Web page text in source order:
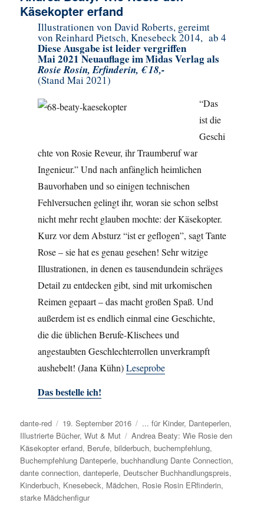
Käsekopter erfand
Illustrationen von David Roberts, gereimt
von Reinhard Pietsch, Knesebeck 2014, ab 4
Diese Ausgabe ist leider vergriffen
Mai 2021 Neuauflage im Midas Verlag als
Rosie Rosin, Erfinderin, € 18,-
(Stand Mai 2021)
“Das
ist die
Geschi
chte von Rosie Reveur, ihr Traumberuf war
Ingenieur.” Und nach anfänglich heimlichen
Bauvorhaben und so einigen technischen
Fehlversuchen gelingt ihr, woran sie schon selbst
nicht mehr recht glauben mochte: der Käsekopter.
Kurz vor dem Absturz “ist er geflogen”, sagt Tante
Rose – sie hat es genau gesehen! Sehr witzige
Illustrationen, in denen es tausendundein schräges
Detail zu entdecken gibt, sind mit urkomischen
Reimen gepaart – das macht großen Spaß. Und
außerdem ist es endlich einmal eine Geschichte,
die die üblichen Berufe-Klischees und
angestaubten Geschlechterrollen unverkrampft
aushebelt! (Jana Kühn)Leseprobe
Das bestelle ich!
Autor
dante-red
Veröffentlicht
am
19. September 2016 Kategorien
... für Kinder, Danteperlen,
Illustrierte Bücher,Wut & Mut Schlagwörter
Andrea Beaty: Wie Rosie den
Käsekopter erfand, Berufe,bilderbuch,buchempfehlung,
Buchempfehlung Danteperle,buchhandlung Dante Connection,
dante connection,danteperle, Deutscher Buchhandlungspreis,
Kinderbuch, Knesebeck, Mädchen, Rosie Rosin ERfinderin,
starke Mädchenfigur